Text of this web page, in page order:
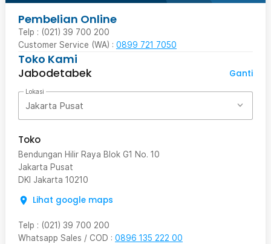
Pembelian Online
Telp : (021) 39 700 200
Customer Service (WA) : 0899 721 7050
Toko Kami
Jabodetabek
Ganti
Lokasi
Jakarta Pusat
Toko
Bendungan Hilir Raya Blok G1 No. 10
Jakarta Pusat
DKI Jakarta 10210
Lihat google maps
Telp : (021) 39 700 200
Whatsapp Sales / COD : 0896 135 222 00